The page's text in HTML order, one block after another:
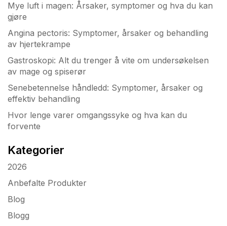
Mye luft i magen: Årsaker, symptomer og hva du kan
gjøre
Angina pectoris: Symptomer, årsaker og behandling
av hjertekrampe
Gastroskopi: Alt du trenger å vite om undersøkelsen
av mage og spiserør
Senebetennelse håndledd: Symptomer, årsaker og
effektiv behandling
Hvor lenge varer omgangssyke og hva kan du
forvente
Kategorier
2026
Anbefalte Produkter
Blog
Blogg